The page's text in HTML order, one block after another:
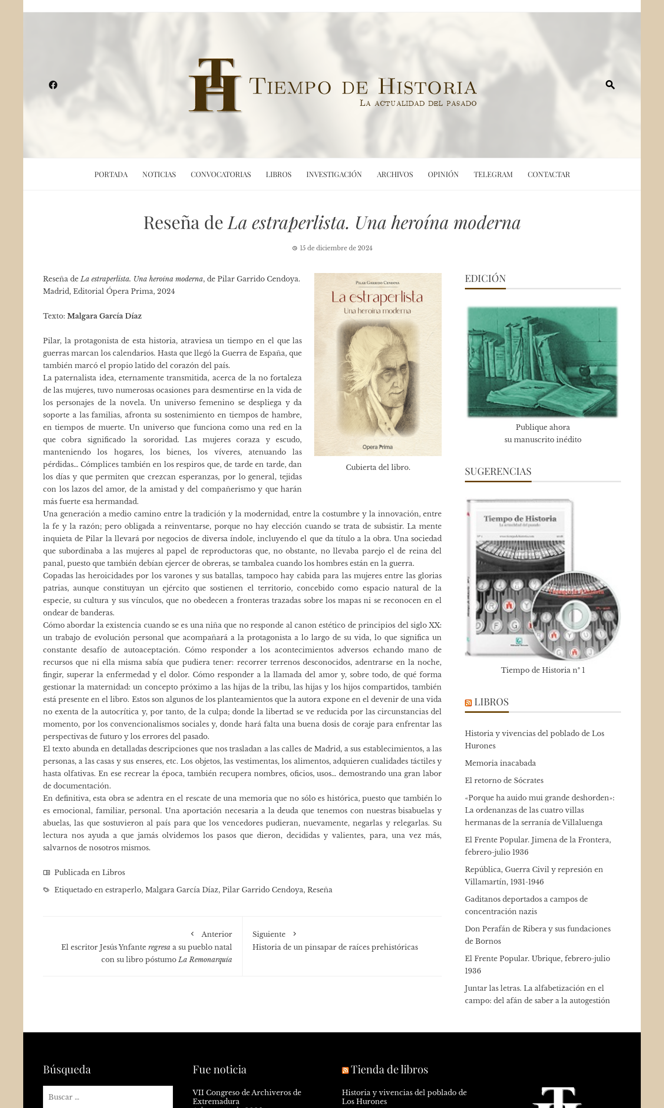
PORTADA NOTICIAS CONVOCATORIAS LIBROS INVESTIGACIÓN ARCHIVOS OPINIÓN TELEGRAM CONTACTAR
Reseña de La estraperlista. Una heroína moderna
15 de diciembre de 2024
Cubierta del libro.
Reseña deLa estraperlista. Una heroína moderna, de Pilar Garrido Cendoya.
Madrid, Editorial Ópera Prima, 2024
Texto: Malgara García Díaz
Pilar, la protagonista de esta historia, atraviesa un tiempo en el que las
guerras marcan los calendarios. Hasta que llegó la Guerra de España, que
también marcó el propio latido del corazón del país.
La paternalista idea, eternamente transmitida, acerca de la no fortaleza
de las mujeres, tuvo numerosas ocasiones para desmentirse en la vida de
los personajes de la novela. Un universo femenino se despliega y da
soporte a las familias, afronta su sostenimiento en tiempos de hambre,
en tiempos de muerte. Un universo que funciona como una red en la
que cobra significado la sororidad. Las mujeres coraza y escudo,
manteniendo los hogares, los bienes, los víveres, atenuando las
pérdidas… Cómplices también en los respiros que, de tarde en tarde, dan
los días y que permiten que crezcan esperanzas, por lo general, tejidas
con los lazos del amor, de la amistad y del compañerismo y que harán
más fuerte esa hermandad.
Una generación a medio camino entre la tradición y la modernidad, entre la costumbre y la innovación, entre
la fe y la razón; pero obligada a reinventarse, porque no hay elección cuando se trata de subsistir. La mente
inquieta de Pilar la llevará por negocios de diversa índole, incluyendo el que da título a la obra. Una sociedad
que subordinaba a las mujeres al papel de reproductoras que, no obstante, no llevaba parejo el de reina del
panal, puesto que también debían ejercer de obreras, se tambalea cuando los hombres están en la guerra.
Copadas las heroicidades por los varones y sus batallas, tampoco hay cabida para las mujeres entre las glorias
patrias, aunque constituyan un ejército que sostienen el territorio, concebido como espacio natural de la
especie, su cultura y sus vínculos, que no obedecen a fronteras trazadas sobre los mapas ni se reconocen en el
ondear de banderas.
Cómo abordar la existencia cuando se es una niña que no responde al canon estético de principios del siglo XX:
un trabajo de evolución personal que acompañará a la protagonista a lo largo de su vida, lo que significa un
constante desafío de autoaceptación. Cómo responder a los acontecimientos adversos echando mano de
recursos que ni ella misma sabía que pudiera tener: recorrer terrenos desconocidos, adentrarse en la noche,
fingir, superar la enfermedad y el dolor. Cómo responder a la llamada del amor y, sobre todo, de qué forma
gestionar la maternidad: un concepto próximo a las hijas de la tribu, las hijas y los hijos compartidos, también
está presente en el libro. Estos son algunos de los planteamientos que la autora expone en el devenir de una vida
no exenta de la autocrítica y, por tanto, de la culpa; donde la libertad se ve reducida por las circunstancias del
momento, por los convencionalismos sociales y, donde hará falta una buena dosis de coraje para enfrentar las
perspectivas de futuro y los errores del pasado.
El texto abunda en detalladas descripciones que nos trasladan a las calles de Madrid, a sus establecimientos, a las
personas, a las casas y sus enseres, etc. Los objetos, las vestimentas, los alimentos, adquieren cualidades táctiles y
hasta olfativas. En ese recrear la época, también recupera nombres, oficios, usos… demostrando una gran labor
de documentación.
En definitiva, esta obra se adentra en el rescate de una memoria que no sólo es histórica, puesto que también lo
es emocional, familiar, personal. Una aportación necesaria a la deuda que tenemos con nuestras bisabuelas y
abuelas, las que sostuvieron al país para que los vencedores pudieran, nuevamente, negarlas y relegarlas. Su
lectura nos ayuda a que jamás olvidemos los pasos que dieron, decididas y valientes, para, una vez más,
salvarnos de nosotros mismos.
Publicada en Libros
Etiquetado en estraperlo, Malgara García Díaz, Pilar Garrido Cendoya, Reseña
Anterior
El escritor Jesús Ynfante regresaa su pueblo natal
con su libro póstumoLa Remonarquía
Siguiente
Historia de un pinsapar de raíces prehistóricas
EDICIÓN
Publique ahora
su manuscrito inédito
SUGERENCIAS
Tiempo de Historia nº 1
LIBROS
Historia y vivencias del poblado de Los
Hurones
Memoria inacabada
El retorno de Sócrates
«Porque ha auido mui grande deshorden»:
La ordenanzas de las cuatro villas
hermanas de la serranía de Villaluenga
El Frente Popular. Jimena de la Frontera,
febrero-julio 1936
República, Guerra Civil y represión en
Villamartín, 1931-1946
Gaditanos deportados a campos de
concentración nazis
Don Perafán de Ribera y sus fundaciones
de Bornos
El Frente Popular. Ubrique, febrero-julio
1936
Juntar las letras. La alfabetización en el
campo: del afán de saber a la autogestión
Búsqueda Fue noticia
VII Congreso de Archiveros de
Extremadura
Tienda de libros
Historia y vivencias del poblado de
Los Hurones